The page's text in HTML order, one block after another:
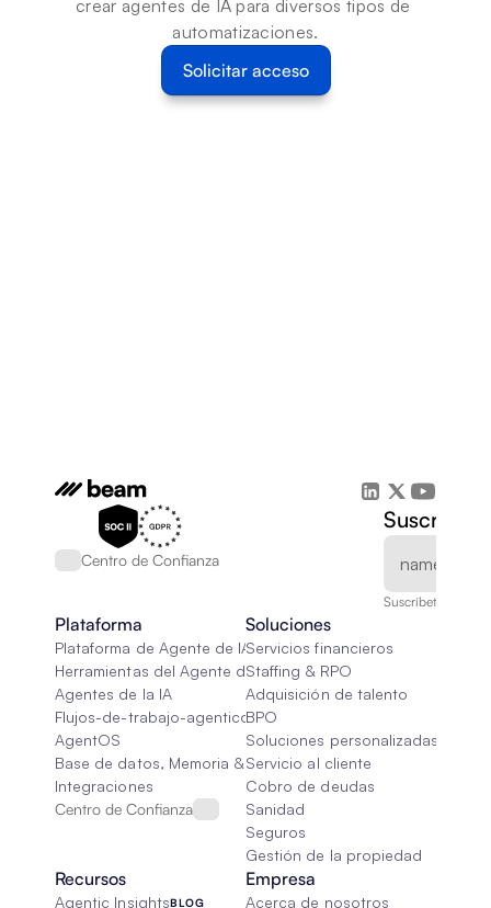
crear agentes de IA para diversos tipos de
automatizaciones.
Solicitar acceso
Centro de Confianza
Suscríbete a
Plataforma
Plataforma de Agente de IA
Herramientas del Agente de IA
Agentes de la IA
Flujos-de-trabajo-agenticos
AgentOS
Base de datos, Memoria & Trapo
Integraciones
Centro de Confianza
Soluciones
Servicios financieros
Staffing & RPO
Adquisición de talento
BPO
Soluciones personalizadas de IA
Servicio al cliente
Cobro de deudas
Sanidad
Seguros
Gestión de la propiedad
Recursos
Agentic InsightsBLOG
Empresa
Acerca de nosotros